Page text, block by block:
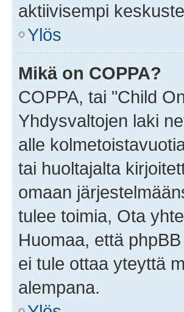
aktiivisempi
Ylös
Mikä on COPPA?
COPPA, tai "Child
Yhdysvaltojen laki
alle
tai huoltajalta
omaan
tulee toimia, Ota
Huomaa, että
ei tule ottaa yteyttä
alempana.